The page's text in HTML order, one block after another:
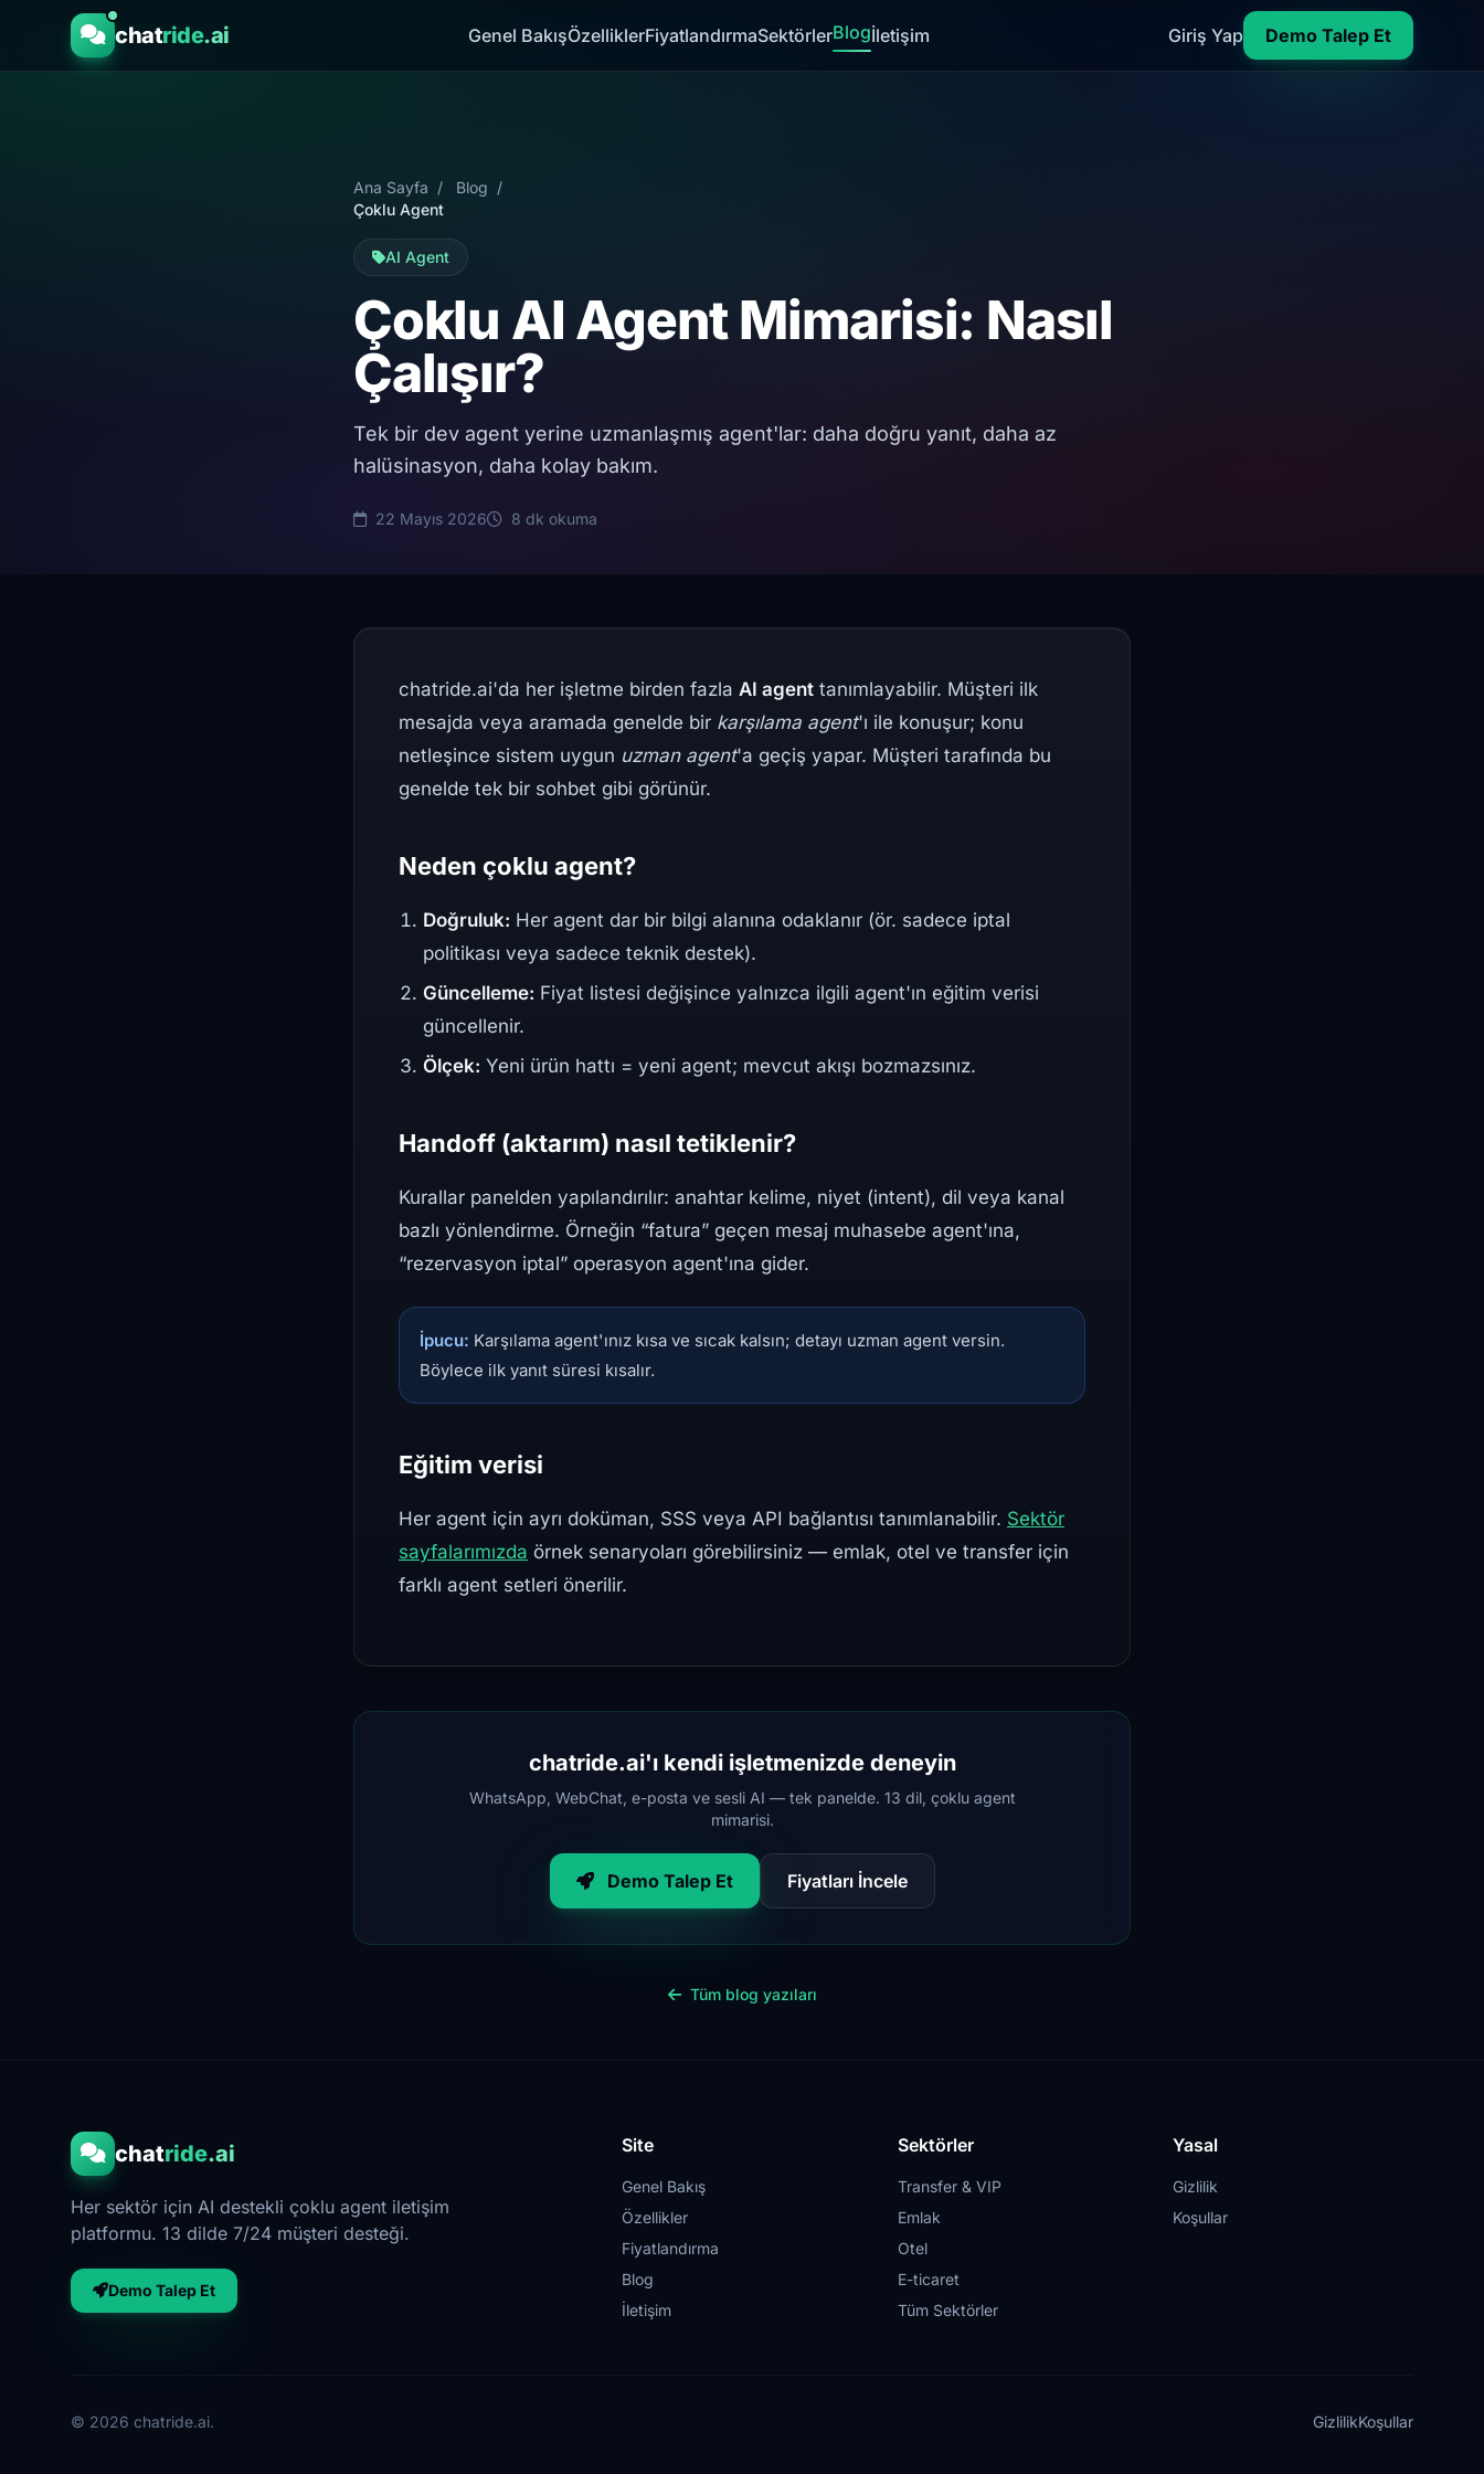
chatride.ai Genel BakışÖzelliklerFiyatlandırmaSektörlerBlogİletişim Giriş Yap Demo Talep Et
Ana Sayfa / Blog /
Çoklu Agent
AI Agent
Çoklu AI Agent Mimarisi: Nasıl
Çalışır?
Tek bir dev agent yerine uzmanlaşmış agent'lar: daha doğru yanıt, daha az
halüsinasyon, daha kolay bakım.
22 Mayıs 2026 8 dk okuma
chatride.ai'da her işletme birden fazla AI agent tanımlayabilir. Müşteri ilk
mesajda veya aramada genelde bir karşılama agent'ı ile konuşur; konu
netleşince sistem uygun uzman agent'a geçiş yapar. Müşteri tarafında bu
genelde tek bir sohbet gibi görünür.
Neden çoklu agent?
Doğruluk: Her agent dar bir bilgi alanına odaklanır (ör. sadece iptal
politikası veya sadece teknik destek).
Güncelleme: Fiyat listesi değişince yalnızca ilgili agent'ın eğitim verisi
güncellenir.
Ölçek: Yeni ürün hattı = yeni agent; mevcut akışı bozmazsınız.
Handoff (aktarım) nasıl tetiklenir?
Kurallar panelden yapılandırılır: anahtar kelime, niyet (intent), dil veya kanal
bazlı yönlendirme. Örneğin “fatura” geçen mesaj muhasebe agent'ına,
“rezervasyon iptal” operasyon agent'ına gider.
İpucu: Karşılama agent'ınız kısa ve sıcak kalsın; detayı uzman agent versin.
Böylece ilk yanıt süresi kısalır.
Eğitim verisi
Her agent için ayrı doküman, SSS veya API bağlantısı tanımlanabilir. Sektör
sayfalarımızda örnek senaryoları görebilirsiniz — emlak, otel ve transfer için
farklı agent setleri önerilir.
chatride.ai'ı kendi işletmenizde deneyin
WhatsApp, WebChat, e-posta ve sesli AI — tek panelde. 13 dil, çoklu agent
mimarisi.
Demo Talep Et Fiyatları İncele
Tüm blog yazıları
chatride.ai
Her sektör için AI destekli çoklu agent iletişim
platformu. 13 dilde 7/24 müşteri desteği.
Demo Talep Et
Site
Genel Bakış
Özellikler
Fiyatlandırma
Blog
İletişim
Sektörler
Transfer & VIP
Emlak
Otel
E-ticaret
Tüm Sektörler
Yasal
Gizlilik
Koşullar
© 2026 chatride.ai. GizlilikKoşullar